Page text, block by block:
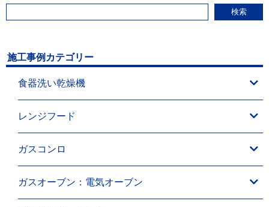
検索
施工事例カテゴリー
食器洗い乾燥機
レンジフード
ガスコンロ
ガスオーブン：電気オーブン